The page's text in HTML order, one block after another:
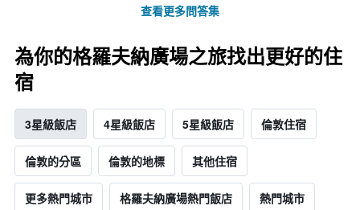
查看更多問答集
為你的格羅夫納廣場之旅找出更好的住
宿
3星級飯店 4星級飯店 5星級飯店 倫敦住宿
倫敦的分區 倫敦的地標 其他住宿
更多熱門城市 格羅夫納廣場熱門飯店 熱門城市